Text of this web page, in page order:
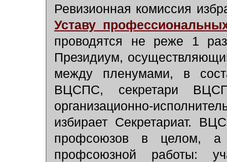
Ревизионная комиссия
Уставу
проводятся не реже 1
Президиум,
между пленумами, в
ВЦСПС, секретари
организационно-
избирает Секретариат.
профсоюзов в целом, а
профсоюзной работы: